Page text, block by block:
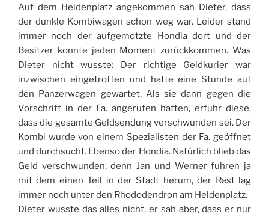
Auf dem Heldenplatz angekommen sah Dieter, dass
der dunkle Kombiwagen schon weg war. Leider stand
immer noch der aufgemotzte Hondia dort und der
Besitzer konnte jeden Moment zurückkommen. Was
Dieter nicht wusste: Der richtige Geldkurier war
inzwischen eingetroffen und hatte eine Stunde auf
den Panzerwagen gewartet. Als sie dann gegen die
Vorschrift in der Fa. angerufen hatten, erfuhr diese,
dass die gesamte Geldsendung verschwunden sei. Der
Kombi wurde von einem Spezialisten der Fa. geöffnet
und durchsucht. Ebenso der Hondia. Natürlich blieb das
Geld verschwunden, denn Jan und Werner fuhren ja
mit dem einen Teil in der Stadt herum, der Rest lag
immer noch unter den Rhododendron am Heldenplatz.
Dieter wusste das alles nicht, er sah aber, dass er nur